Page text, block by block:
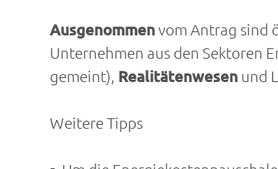
Ausgenommenvom Antrag sind
Unternehmen aus den Sektoren
gemeint), Realitätenwesen und
Weitere Tipps